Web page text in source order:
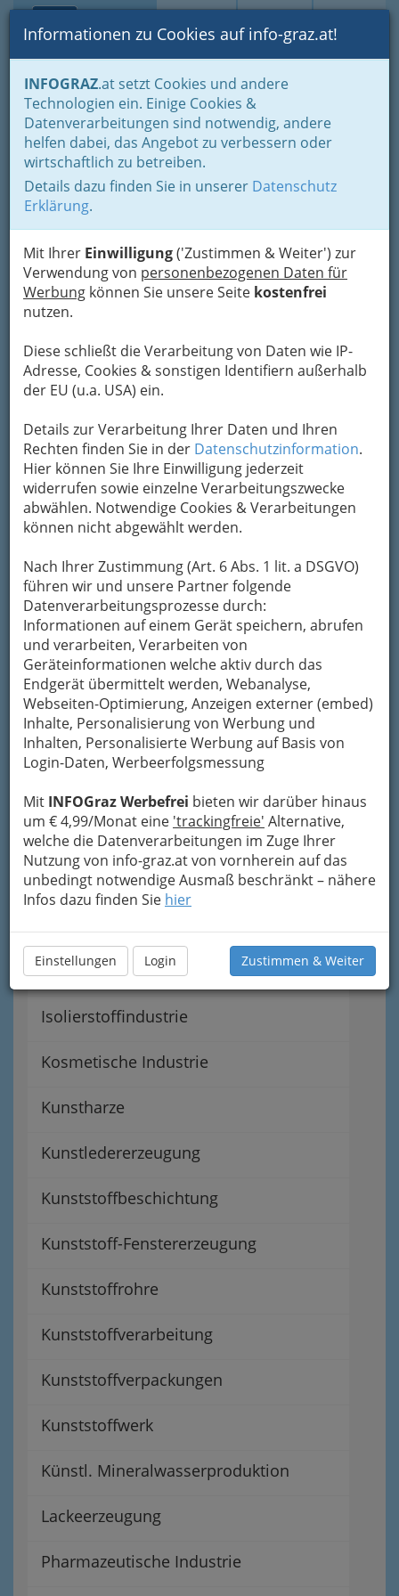
Suche Login Toggle
Informationen zu Cookies auf info-graz.at!
INFOGRAZ.at setzt Cookies und andere
Technologien ein. Einige Cookies &
Datenverarbeitungen sind notwendig, andere
helfen dabei, das Angebot zu verbessern oder
wirtschaftlich zu betreiben.
Details dazu finden Sie in unserer Datenschutz
Erklärung.
Mit Ihrer Einwilligung('Zustimmen & Weiter') zur
Verwendung von personenbezogenen Daten für
Werbung können Sie unsere Seite kostenfrei
nutzen.
Diese schließt die Verarbeitung von Daten wie IP-
Adresse, Cookies & sonstigen Identifiern außerhalb
der EU (u.a. USA) ein.
Details zur Verarbeitung Ihrer Daten und Ihren
Rechten finden Sie in der Datenschutzinformation.
Hier können Sie Ihre Einwilligung jederzeit
widerrufen sowie einzelne Verarbeitungszwecke
abwählen. Notwendige Cookies & Verarbeitungen
können nicht abgewählt werden.
Nach Ihrer Zustimmung (Art. 6 Abs. 1 lit. a DSGVO)
führen wir und unsere Partner folgende
Datenverarbeitungsprozesse durch:
Informationen auf einem Gerät speichern, abrufen
und verarbeiten, Verarbeiten von
Geräteinformationen welche aktiv durch das
Endgerät übermittelt werden, Webanalyse,
Webseiten-Optimierung, Anzeigen externer (embed)
Inhalte, Personalisierung von Werbung und
Inhalten, Personalisierte Werbung auf Basis von
Login-Daten, Werbeerfolgsmessung
Mit INFOGraz Werbefrei bieten wir darüber hinaus
um € 4,99/Monat eine 'trackingfreie' Alternative,
welche die Datenverarbeitungen im Zuge Ihrer
Nutzung von info-graz.at von vornherein auf das
unbedingt notwendige Ausmaß beschränkt – nähere
Infos dazu finden Sie hier
Einstellungen Login Zustimmen & Weiter
Home Branchen Industrie
chemische Industrie
Chem. Baustoffe
Chem. Baustoffe
Navigation
Affinerie
Chem. Baustoffe
Chem. Bürobedarf
Chemische Industrie
Fachgruppe der chemischen Industrie
Farbenindustrie
Isolierpappenindustrie
Isolierstoffindustrie
Kosmetische Industrie
Kunstharze
Kunstledererzeugung
Kunststoffbeschichtung
Kunststoff-Fenstererzeugung
Kunststoffrohre
Kunststoffverarbeitung
Kunststoffverpackungen
Kunststoffwerk
Künstl. Mineralwasserproduktion
Lackeerzeugung
Pharmazeutische Industrie